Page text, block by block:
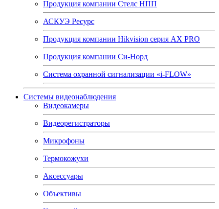
Продукция компании Стелс НПП
АСКУЭ Ресурс
Продукция компании Hikvision серия AX PRO
Продукция компании Си-Норд
Система охранной сигнализации «i-FLOW»
Системы видеонаблюдения
Видеокамеры
Видеорегистраторы
Микрофоны
Термокожухи
Аксессуары
Объективы